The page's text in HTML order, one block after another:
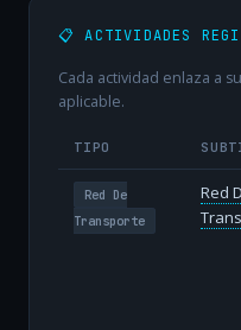
📋 ACTIVIDADES
Cada actividad enlaza a
aplicable.
TIPO
Red De
Transporte
Red